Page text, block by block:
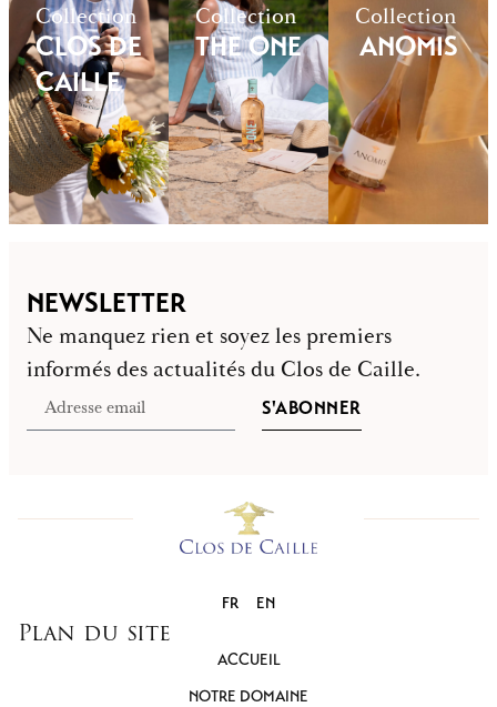
Collection
CLOS DE
CAILLE
Collection
THE ONE
Collection
ANOMIS
NEWSLETTER
Ne manquez rien et soyez les premiers
informés des actualités du Clos de Caille.
S'ABONNER
FR EN
Plan du site
ACCUEIL
NOTRE DOMAINE